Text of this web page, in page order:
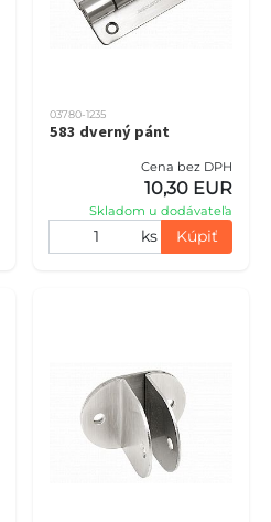
03780-1235
583 dverný pánt
Cena bez DPH
10,30 EUR
Skladom u dodávateľa
ks Kúpiť